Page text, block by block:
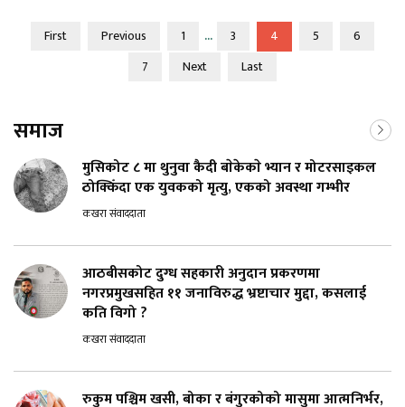
First Previous 1 ... 3 4 5
6
7
Next Last
समाज
मुसिकोट ८ मा थुनुवा कैदी बाेकेकाे भ्यान र मोटरसाइकल
ठोक्किँदा एक युवकको मृत्यु, एकको अवस्था गम्भीर
कखरा संवाददाता
आठबीसकोट दुग्ध सहकारी अनुदान प्रकरणमा
नगरप्रमुखसहित ११ जनाविरुद्ध भ्रष्टाचार मुद्दा, कसलाई
कति विगो ?
कखरा संवाददाता
रुकुम पश्चिम खसी, बोका र बंगुरकोको मासुमा आत्मनिर्भर,